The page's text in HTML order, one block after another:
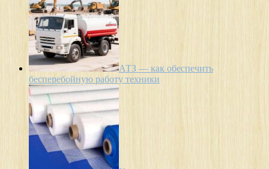
АТЗ — как обеспечить
бесперебойную работу техники